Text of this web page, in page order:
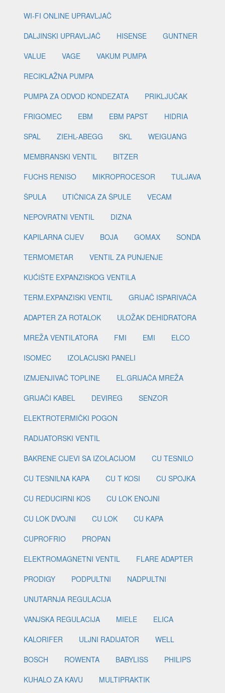
WI-FI ONLINE UPRAVLJAČ
DALJINSKI UPRAVLJAČ
HISENSE
GUNTNER
VALUE
VAGE
VAKUM PUMPA
RECIKLAŽNA PUMPA
PUMPA ZA ODVOD KONDEZATA
PRIKLJUČAK
FRIGOMEC
EBM EBM PAPST
HIDRIA
SPAL
ZIEHL-ABEGG SKL
WEIGUANG
MEMBRANSKI VENTIL
BITZER
FUCHS RENISO
MIKROPROCESOR
TULJAVA
ŠPULA
UTIČNICA ZA ŠPULE
VECAM
NEPOVRATNI VENTIL
DIZNA
KAPILARNA CIJEV
BOJA GOMAX
SONDA
TERMOMETAR
VENTIL ZA PUNJENJE
KUĆIŠTE EXPANZISKOG VENTILA
TERM.EXPANZISKI VENTIL
GRIJAČ ISPARIVAČA
ADAPTER ZA ROTALOK
ULOŽAK DEHIDRATORA
MREŽA VENTILATORA
FMI EMI
ELCO
ISOMEC
IZOLACIJSKI PANELI
IZMJENJIVAČ TOPLINE
EL.GRIJAČA MREŽA
GRIJAČI KABEL
DEVIREG
SENZOR
ELEKTROTERMIČKI POGON
RADIJATORSKI VENTIL
BAKRENE CIJEVI SA IZOLACIJOM
CU TESNILO
CU TESNILNA KAPA
CU T KOSI
CU SPOJKA
CU REDUCIRNI KOS
CU LOK ENOJNI
CU LOK DVOJNI
CU LOK
CU KAPA
CUPROFRIO
PROPAN
ELEKTROMAGNETNI VENTIL
FLARE ADAPTER
PRODIGY
PODPULTNI
NADPULTNI
UNUTARNJA REGULACIJA
VANJSKA REGULACIJA
MIELE
ELICA
KALORIFER
ULJNI RADIJATOR
WELL
BOSCH
ROWENTA BABYLISS
PHILIPS
KUHALO ZA KAVU
MULTIPRAKTIK